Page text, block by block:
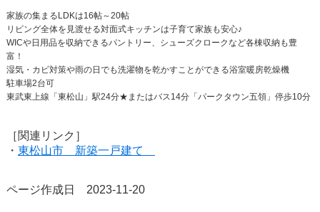
家族の集まるLDKは16帖～20帖
リビング全体を見渡せる対面式キッチンは子育て家族も安心♪
WICや日用品を収納できるパントリー、シューズクロークなど各棟収納も豊
富！
湿気・カビ対策や雨の日でも洗濯物を乾かすことができる浴室暖房乾燥機
駐車場2台可
東武東上線「東松山」駅24分★またはバス14分「パークタウン五領」停歩10分
［関連リンク］
・ 東松山市 新築一戸建て
ページ作成日 2023-11-20